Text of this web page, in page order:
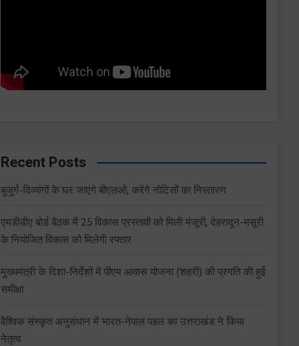
Recent Posts
बुजुर्ग-दिव्यांगों के घर जाएंगे बीएलओ, करेंगे नोटिसों का निस्तारण
एमडीडीए बोर्ड बैठक में 25 विकास प्रस्तावों को मिली मंजूरी, देहरादून-मसूरी
के नियोजित विकास को मिलेगी रफ्तार
मुख्यमंत्री के दिशा-निर्देशों में पीएम आवास योजना (शहरी) की प्रगति की हुई
समीक्षा
वैश्विक संस्कृत अनुसंधान में भारत-नेपाल पहल का उत्तराखंड ने किया
नेतृत्व